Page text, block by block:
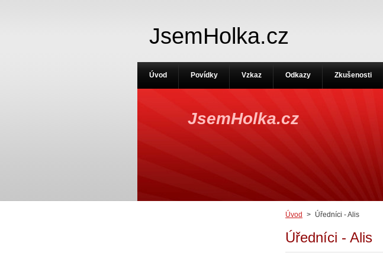
JsemHolka.cz
JsemHolka.cz
Úvod > Úředníci - Alis
Úředníci - Alis
Úvod Povídky Vzkaz Odkazy Zkušenosti